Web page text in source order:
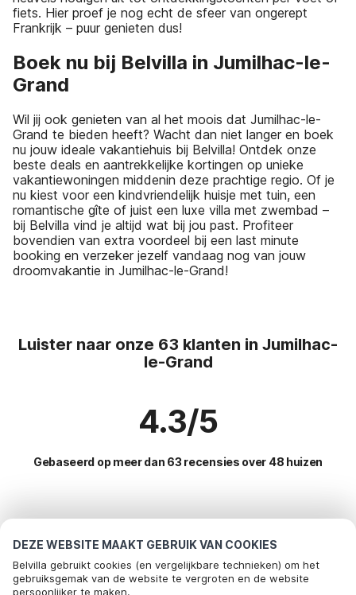
DEZE WEBSITE MAAKT GEBRUIK VAN COOKIES
Belvilla gebruikt cookies (en vergelijkbare technieken) om het
gebruiksgemak van de website te vergroten en de website
persoonlijker te maken.
fiets. Hier proef je nog echt de sfeer van ongerept
Frankrijk – puur genieten dus!
Boek nu bij Belvilla in Jumilhac-le-
Grand
Wil jij ook genieten van al het moois dat Jumilhac-le-
Grand te bieden heeft? Wacht dan niet langer en boek
nu jouw ideale vakantiehuis bij Belvilla! Ontdek onze
beste deals en aantrekkelijke kortingen op unieke
vakantiewoningen middenin deze prachtige regio. Of je
nu kiest voor een kindvriendelijk huisje met tuin, een
romantische gîte of juist een luxe villa met zwembad –
bij Belvilla vind je altijd wat bij jou past. Profiteer
bovendien van extra voordeel bij een last minute
booking en verzeker jezelf vandaag nog van jouw
droomvakantie in Jumilhac-le-Grand!
Luister naar onze 63 klanten in Jumilhac-
le-Grand
4.3/5
Gebaseerd op meer dan 63 recensies over 48 huizen
vakantie
Top steden met top voorzieningen voor vakantie